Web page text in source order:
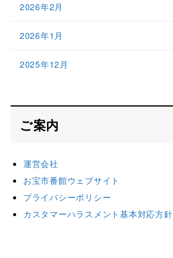
2026年2月
2026年1月
2025年12月
ご案内
運営会社
お宝市番館ウェブサイト
プライバシーポリシー
カスタマーハラスメント基本対応方針